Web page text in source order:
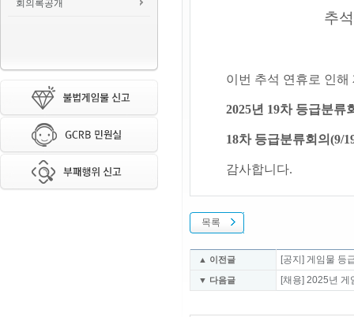
회의록공개
추
이번 추석 연휴로 인
2025년 19차 등급분류
18차 등급분류회의(9/
감사합니다.
목록
▲ 이전글 [공지] 게임물 등
▼ 다음글 [채용] 2025년